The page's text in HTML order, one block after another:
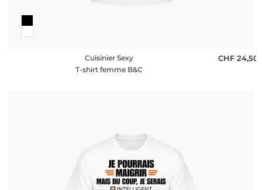
Cuisinier Sexy
T-shirt femme B&C
CHF 24,50